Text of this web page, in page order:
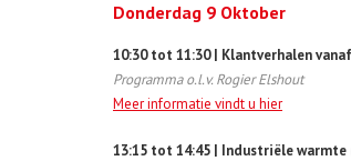
Donderdag 9 Oktober
10:30 tot 11:30 | Klantverhalen
Programma o.l.v. Rogier Elshout
Meer informatie vindt u hier
13:15 tot 14:45 | Industriële